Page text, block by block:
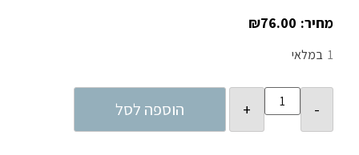
₪76.00
1 במלאי
הוספה לסל